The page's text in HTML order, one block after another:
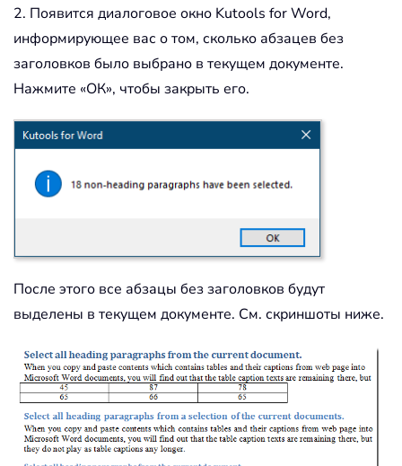
2. Появится диалоговое окно Kutools for Word,
информирующее вас о том, сколько абзацев без
заголовков было выбрано в текущем документе.
Нажмите «ОК», чтобы закрыть его.
После этого все абзацы без заголовков будут
выделены в текущем документе. См. скриншоты ниже.